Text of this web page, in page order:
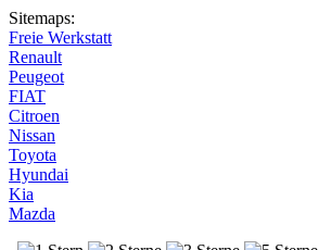
Sitemaps:
Freie Werkstatt
Renault
Peugeot
FIAT
Citroen
Nissan
Toyota
Hyundai
Kia
Mazda